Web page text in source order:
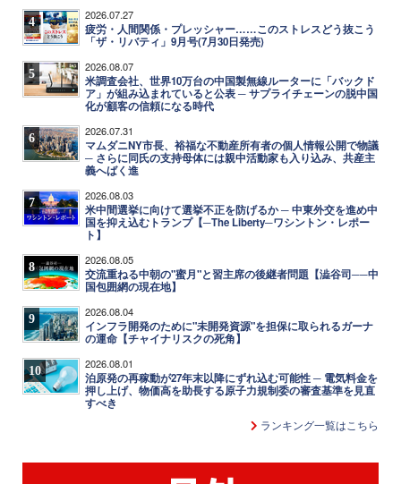
4 2026.07.27
疲労・人間関係・プレッシャー……このストレスどう抜こう
「ザ・リバティ」9月号(7月30日発売)
5 2026.08.07
米調査会社、世界10万台の中国製無線ルーターに「バックド
ア」が組み込まれていると公表 ─ サプライチェーンの脱中国
化が顧客の信頼になる時代
6 2026.07.31
マムダニNY市長、裕福な不動産所有者の個人情報公開で物議
─ さらに同氏の支持母体には親中活動家も入り込み、共産主
義へばく進
7 2026.08.03
米中間選挙に向けて選挙不正を防げるか ─ 中東外交を進め中
国を抑え込むトランプ【─The Liberty─ワシントン・レポー
ト】
8 2026.08.05
交流重ねる中朝の"蜜月"と習主席の後継者問題【澁谷司──中
国包囲網の現在地】
9 2026.08.04
インフラ開発のために"未開発資源"を担保に取られるガーナ
の運命【チャイナリスクの死角】
10 2026.08.01
泊原発の再稼動が27年末以降にずれ込む可能性 ─ 電気料金を
押し上げ、物価高を助長する原子力規制委の審査基準を見直
すべき
ランキング一覧はこちら